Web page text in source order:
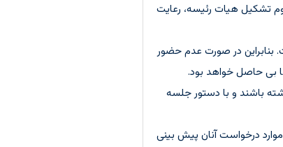
95 ” لایحه ” گاهی از آن غفلت می کنند مقررات ماده 101 ” لایحه ” در مورد لزوم تشکیل هیات رئیسه، رعایت
سهام داران الزامی است. بنابراین در صورت عدم حضور
بی حاصل خواهد بود.
باشند و با دستور جلسه
موارد درخواست آنان پیش بینی